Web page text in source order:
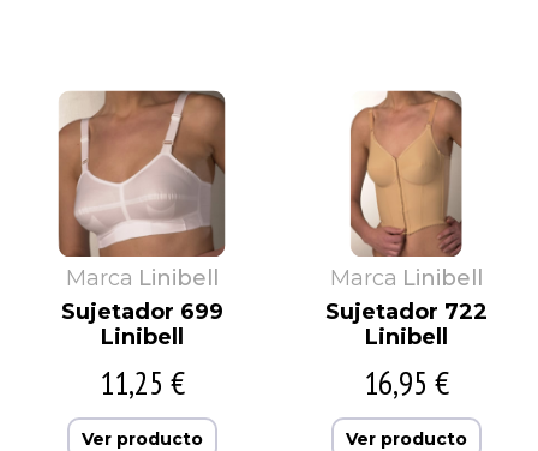
Marca Linibell
Sujetador 699
Linibell
11,25 €
Ver producto
Marca Linibell
Sujetador 722
Linibell
16,95 €
Ver producto